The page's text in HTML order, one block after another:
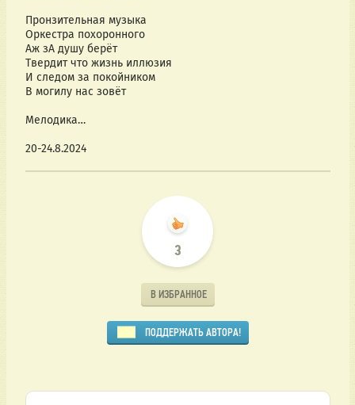
Пронзительная музыка
Оркестра похоронного
Аж зА душу берёт
Твердит что жизнь иллюзия
И следом за покойником
В могилу нас зовёт
Мелодика…
20-24.8.2024
3
В ИЗБРАННОЕ
ПОДДЕРЖАТЬ АВТОРА!